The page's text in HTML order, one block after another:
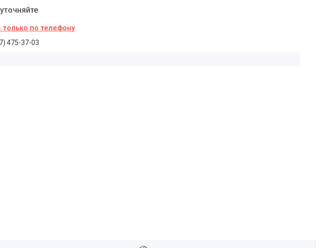
только по телефону
475-37-03